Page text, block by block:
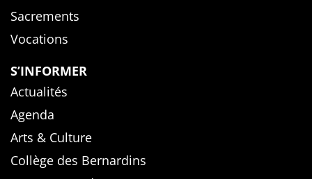
Sacrements
Vocations
S’INFORMER
Actualités
Agenda
Arts & Culture
Collège des Bernardins